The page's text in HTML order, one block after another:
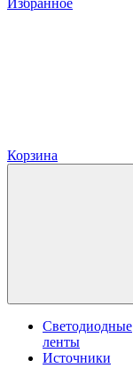
Избранное
Корзина
Светодиодные
ленты
Источники